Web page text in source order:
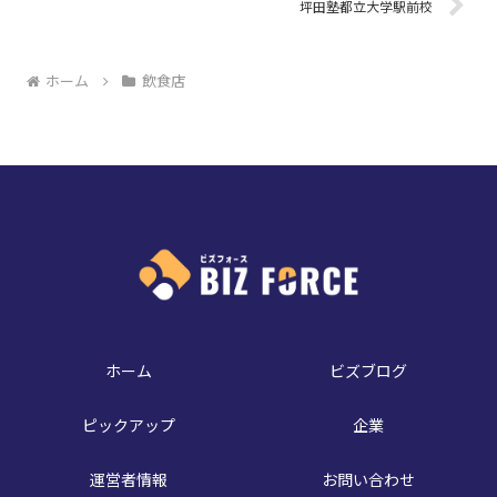
坪田塾都立大学駅前校
ホーム 飲食店
ホーム ビズブログ
ピックアップ 企業
運営者情報 お問い合わせ